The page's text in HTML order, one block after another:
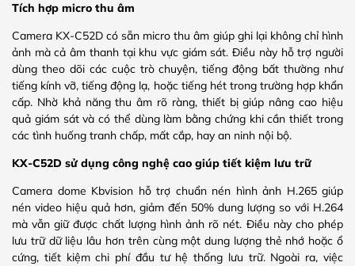
Tích hợp micro thu âm
Camera KX-C52D có sẵn micro thu âm giúp ghi lại không chỉ hình
ảnh mà cả âm thanh tại khu vực giám sát. Điều này hỗ trợ người
dùng theo dõi các cuộc trò chuyện, tiếng động bất thường như
tiếng kính vỡ, tiếng động lạ, hoặc tiếng hét trong trường hợp khẩn
cấp. Nhờ khả năng thu âm rõ ràng, thiết bị giúp nâng cao hiệu
quả giám sát và có thể dùng làm bằng chứng khi cần thiết trong
các tình huống tranh chấp, mất cắp, hay an ninh nội bộ.
KX-C52D sử dụng công nghệ cao giúp tiết kiệm lưu trữ
Camera dome Kbvision hỗ trợ chuẩn nén hình ảnh H.265 giúp
nén video hiệu quả hơn, giảm đến 50% dung lượng so với H.264
mà vẫn giữ được chất lượng hình ảnh rõ nét. Điều này cho phép
lưu trữ dữ liệu lâu hơn trên cùng một dung lượng thẻ nhớ hoặc ổ
cứng, tiết kiệm chi phí đầu tư hệ thống lưu trữ. Ngoài ra, việc